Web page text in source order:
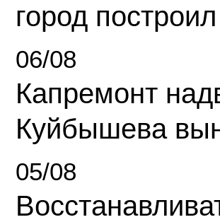
город
06/08
Капремонт
Куйбышева
05/08